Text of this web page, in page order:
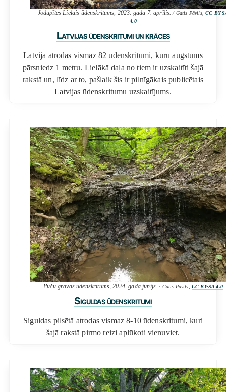
Jodupītes Lielais ūdenskritums, 2023. gada 7. aprīlis./ Gatis Pāvils,CC BY-
4.0
Latvijas ūdenskritumi un krāces
Latvijā atrodas vismaz 82 ūdenskritumi, kuru augstums
pārsniedz 1 metru. Lielākā daļa no tiem ir uzskaitīti šajā
rakstā un, līdz ar to, pašlaik šis ir pilnīgākais publicētais
Latvijas ūdenskritumu uzskaitījums.
Pūču gravas ūdenskritums, 2024. gada jūnijs./ Gatis Pāvils, CC BY-SA 4.0
Siguldas ūdenskritumi
Siguldas pilsētā atrodas vismaz 8-10 ūdenskritumi, kuri
šajā rakstā pirmo reizi aplūkoti vienuviet.